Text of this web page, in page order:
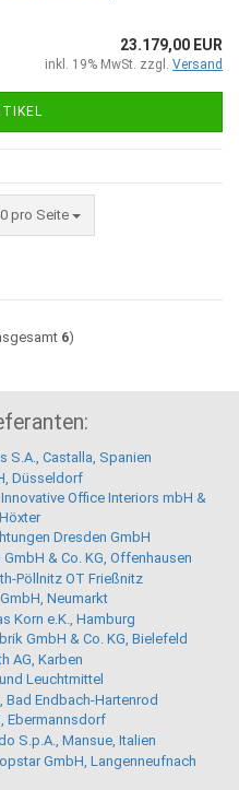
23.179,00 EUR
inkl. 19% MwSt. zzgl. Versand
pro Seite
Seite
6)